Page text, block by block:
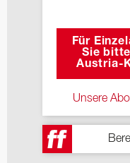
Für
Sie
Austria-
Unsere